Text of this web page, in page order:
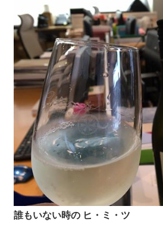
誰もいない時の ヒ・ミ・ツ